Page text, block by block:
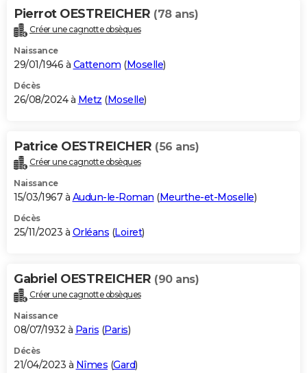
Pierrot OESTREICHER (78 ans)
Créer une cagnotte obsèques
Naissance
29/01/1946 à Cattenom (Moselle)
Décès
26/08/2024 à Metz (Moselle)
Patrice OESTREICHER (56 ans)
Créer une cagnotte obsèques
Naissance
15/03/1967 à Audun-le-Roman (Meurthe-et-Moselle)
Décès
25/11/2023 à Orléans (Loiret)
Gabriel OESTREICHER (90 ans)
Créer une cagnotte obsèques
Naissance
08/07/1932 à Paris (Paris)
Décès
21/04/2023 à Nîmes (Gard)